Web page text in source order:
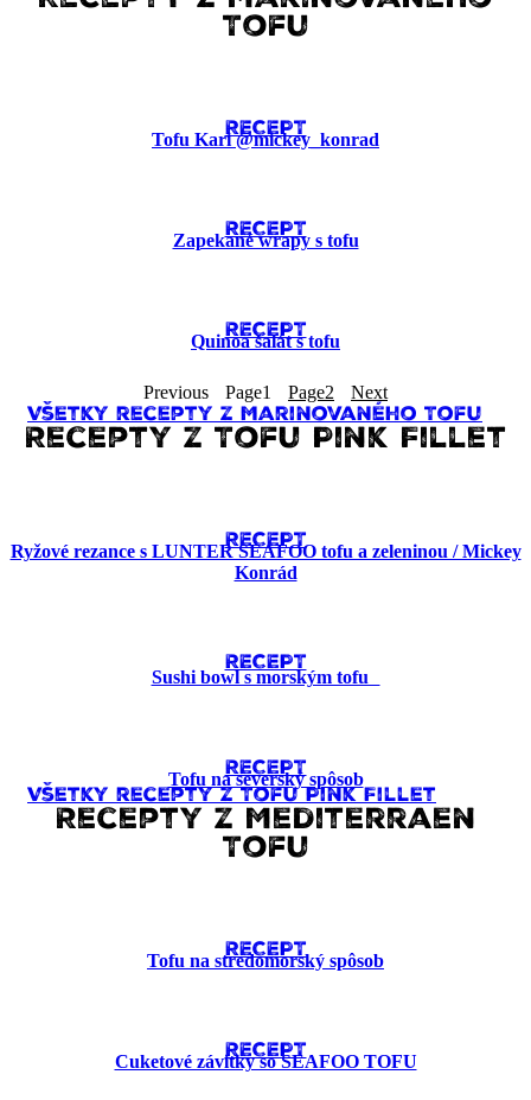
Tofu
RECEPT
Tofu Kari @mickey_konrad
RECEPT
Zapekané wrapy s tofu
RECEPT
Quinoa šalát s tofu
Previous Page1 Page2 Next
Všetky recepty z Marinovaného Tofu
Recepty z Tofu Pink Fillet
RECEPT
Ryžové rezance s LUNTER SEAFOO tofu a zeleninou / Mickey
Konrád
RECEPT
Sushi bowl s morským tofu
RECEPT
Tofu na severský spôsob
Všetky recepty z Tofu Pink Fillet
Recepty z Mediterraen
Tofu
RECEPT
Tofu na stredomorský spôsob
RECEPT
Cuketové závitky so SEAFOO TOFU